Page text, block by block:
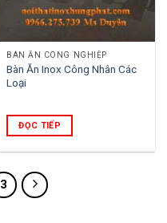
BÀN ĂN CÔNG NGHIỆP
Bàn Ăn Inox Công Nhân Các
Loại
ĐỌC TIẾP
3